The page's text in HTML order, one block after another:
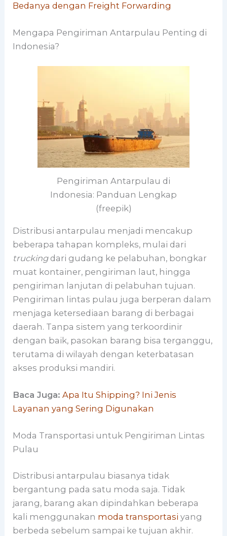
Bedanya dengan Freight Forwarding
Mengapa Pengiriman Antarpulau Penting di
Indonesia?
Pengiriman Antarpulau di
Indonesia: Panduan Lengkap
(freepik)
Distribusi antarpulau menjadi mencakup
beberapa tahapan kompleks, mulai dari
truckingdari gudang ke pelabuhan, bongkar
muat kontainer, pengiriman laut, hingga
pengiriman lanjutan di pelabuhan tujuan.
Pengiriman lintas pulau juga berperan dalam
menjaga ketersediaan barang di berbagai
daerah. Tanpa sistem yang terkoordinir
dengan baik, pasokan barang bisa terganggu,
terutama di wilayah dengan keterbatasan
akses produksi mandiri.
Baca Juga: Apa Itu Shipping? Ini Jenis
Layanan yang Sering Digunakan
Moda Transportasi untuk Pengiriman Lintas
Pulau
Distribusi antarpulau biasanya tidak
bergantung pada satu moda saja. Tidak
jarang, barang akan dipindahkan beberapa
kali menggunakan moda transportasi yang
berbeda sebelum sampai ke tujuan akhir.